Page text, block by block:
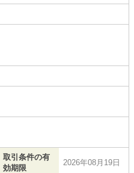
取引条件の有
効期限
2026年08月19日